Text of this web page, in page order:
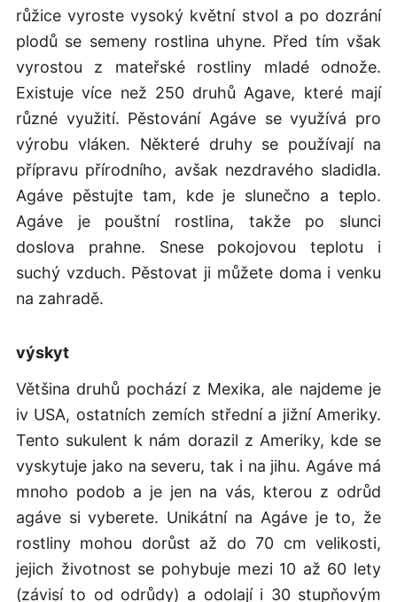
růžice vyroste vysoký květní stvol a po dozrání
plodů se semeny rostlina uhyne. Před tím však
vyrostou z mateřské rostliny mladé odnože.
Existuje více než 250 druhů Agave, které mají
různé využití. Pěstování Agáve se využívá pro
výrobu vláken. Některé druhy se používají na
přípravu přírodního, avšak nezdravého sladidla.
Agáve pěstujte tam, kde je slunečno a teplo.
Agáve je pouštní rostlina, takže po slunci
doslova prahne. Snese pokojovou teplotu i
suchý vzduch. Pěstovat ji můžete doma i venku
na zahradě.
výskyt
Většina druhů pochází z Mexika, ale najdeme je
iv USA, ostatních zemích střední a jižní Ameriky.
Tento sukulent k nám dorazil z Ameriky, kde se
vyskytuje jako na severu, tak i na jihu. Agáve má
mnoho podob a je jen na vás, kterou z odrůd
agáve si vyberete. Unikátní na Agáve je to, že
rostliny mohou dorůst až do 70 cm velikosti,
jejich životnost se pohybuje mezi 10 až 60 lety
(závisí to od odrůdy) a odolají i 30 stupňovým